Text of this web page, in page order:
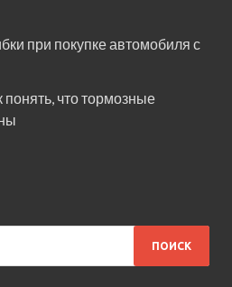
при покупке автомобиля с
понять, что тормозные